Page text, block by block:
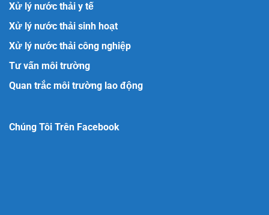
Xử lý nước thải y tế
Xử lý nước thải sinh hoạt
Xử lý nước thải công nghiệp
Tư vấn môi trường
Quan trắc môi trường lao động
Chúng Tôi Trên Facebook